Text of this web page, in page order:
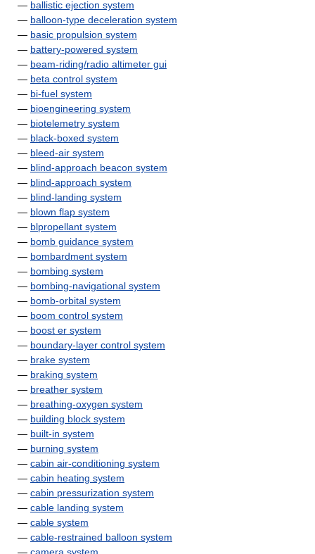
— ballistic ejection system
— balloon-type deceleration system
— basic propulsion system
— battery-powered system
— beam-riding/radio altimeter gui
— beta control system
— bi-fuel system
— bioengineering system
— biotelemetry system
— black-boxed system
— bleed-air system
— blind-approach beacon system
— blind-approach system
— blind-landing system
— blown flap system
— blpropellant system
— bomb guidance system
— bombardment system
— bombing system
— bombing-navigational system
— bomb-orbital system
— boom control system
— boost er system
— boundary-layer control system
— brake system
— braking system
— breather system
— breathing-oxygen system
— building block system
— built-in system
— burning system
— cabin air-conditioning system
— cabin heating system
— cabin pressurization system
— cable landing system
— cable system
— cable-restrained balloon system